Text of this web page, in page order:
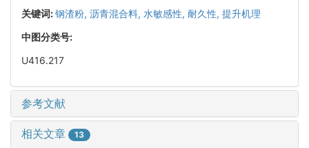
关键词:钢渣粉, 沥青混合料, 水敏感性, 耐久性, 提升机理
中图分类号:
U416.217
参考文献
相关文章 13